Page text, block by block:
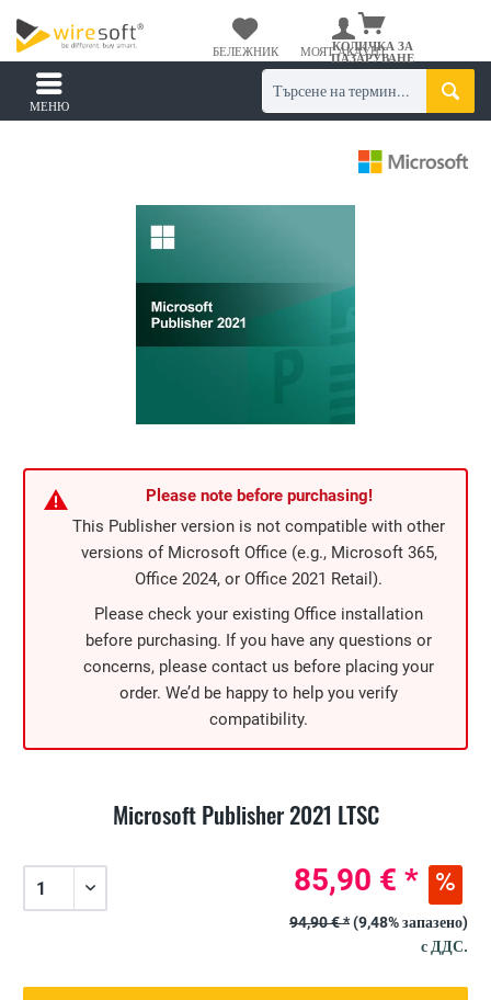
КОЛИЧКА ЗА
ПАЗАРУВАНЕ
БЕЛЕЖНИК МОЯТ АКАУНТ
МЕНЮ
Please note before purchasing!
This Publisher version is not compatible with other
versions of Microsoft Office (e.g., Microsoft 365,
Office 2024, or Office 2021 Retail).
Please check your existing Office installation
before purchasing. If you have any questions or
concerns, please contact us before placing your
order. We’d be happy to help you verify
compatibility.
Microsoft Publisher 2021 LTSC
85,90 € *
94,90 € *(9,48% запазено)
с ДДС.